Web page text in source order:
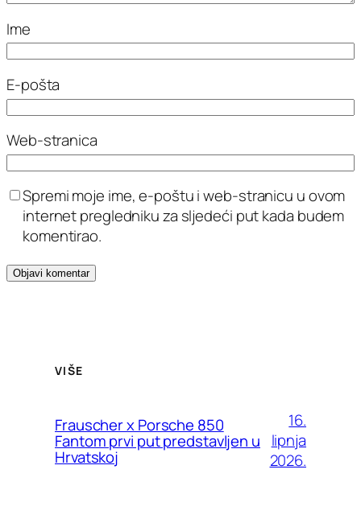
Ime
E-pošta
Web-stranica
Spremi moje ime, e-poštu i web-stranicu u ovom
internet pregledniku za sljedeći put kada budem
komentirao.
VIŠE
Frauscher x Porsche 850
Fantom prvi put predstavljen u
Hrvatskoj
16.
lipnja
2026.